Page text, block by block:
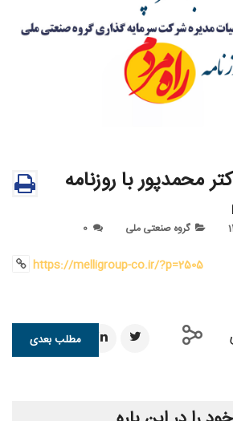
با روزنامه
گروه صنعتی ملی
https://melligroup-co.ir/?p=2505
مطلب بعدی